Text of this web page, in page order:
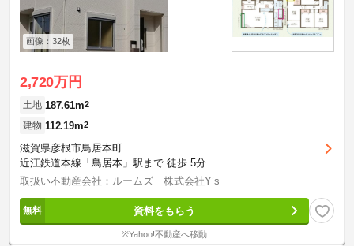
画像：32枚
2,720万円
土地 187.61m2
建物 112.19m2
滋賀県彦根市鳥居本町
近江鉄道本線「鳥居本」駅まで 徒歩 5分
取扱い不動産会社：ルームズ 株式会社Y’s
資料をもらう
※Yahoo!不動産へ移動